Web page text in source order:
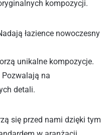
kompozycji.
łazience nowoczesny
unikalne kompozycje.
Pozwalają na
detali.
się przed nami dzięki tym